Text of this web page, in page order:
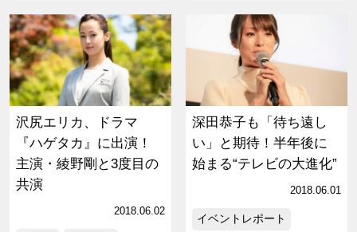
沢尻エリカ、ドラマ
『ハゲタカ』に出演！
主演・綾野剛と3度目の
共演
2018.06.02
深田恭子も「待ち遠し
い」と期待！半年後に
始まる“テレビの大進化”
2018.06.01
イベントレポート